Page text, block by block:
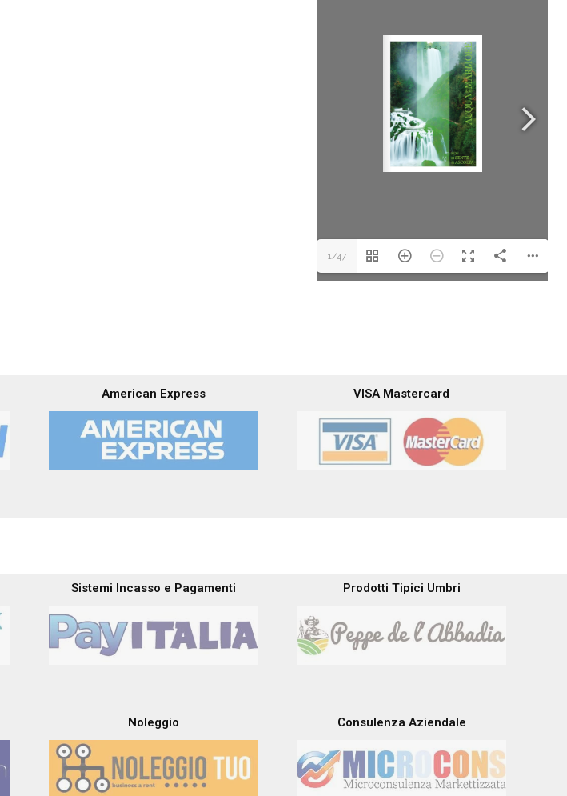
1/47
American Express VISA Mastercard
Sistemi Incasso e Pagamenti Prodotti Tipici Umbri
Noleggio Consulenza Aziendale